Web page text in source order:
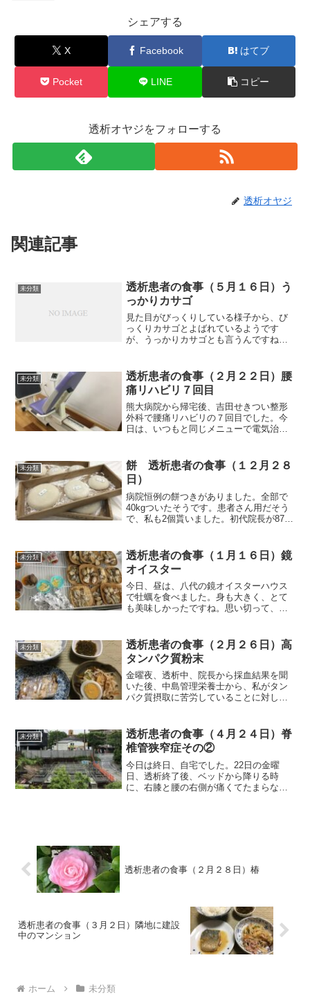
シェアする
X Facebook はてブ
Pocket LINE コピー
透析オヤジをフォローする
透析オヤジ
関連記事
未分類
透析患者の食事（５月１６日）う
っかりカサゴ
見た目がびっくりしている様子から、び
っくりカサゴとよばれているようです
が、うっかりカサゴとも言うんですね。
す。刺身にして食べましたが、コリコリ
していてとても美味しかった...
未分類
透析患者の食事（２月２２日）腰
痛リハビリ７回目
熊大病院から帰宅後、吉田せきつい整形
外科で腰痛リハビリの７回目でした。今
日は、いつもと同じメニューで電気治
した。日頃、動かさない筋肉をもみほぐ
してもらうのは気持ちがいい...
未分類
餅 透析患者の食事（１２月２８
日）
病院恒例の餅つきがありました。全部で
40kgついたそうです。患者さん用だそう
で、私も2個貰いました。初代院長が87
ら紹介します。朝食（塩サバです）今朝
の塩サバは当たり...
未分類
透析患者の食事（１月１６日）鏡
オイスター
今日、昼は、八代の鏡オイスターハウス
で牡蠣を食べました。身も大きく、とて
も美味しかったですね。思い切って、た
前回より結果が下がっていることを指摘
されましたから、やはり気に...
未分類
透析患者の食事（２月２６日）高
タンパク質粉末
金曜夜、透析中、院長から採血結果を聞
いた後、中島管理栄養士から、私がタン
パク質摂取に苦労していることに対して
いました。ただ、単に振り掛けるだけ
で、タンパク質が4.5g摂...
未分類
透析患者の食事（４月２４日）脊
椎管狭窄症その②
今日は終日、自宅でした。22日の金曜
日、透析終了後、ベッドから降りる時
に、右膝と腰の右側が痛くてたまらなく
透析患者の食事（２月２８日）椿
透析患者の食事（３月２日）隣地に建設
中のマンション
ホーム 未分類